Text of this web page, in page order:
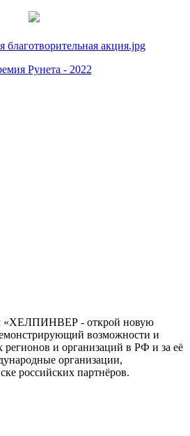
«ХЕЛПИНВЕР - открой новую
возможности и
регионов и организаций в РФ и за её
организации,
российских партнёров.